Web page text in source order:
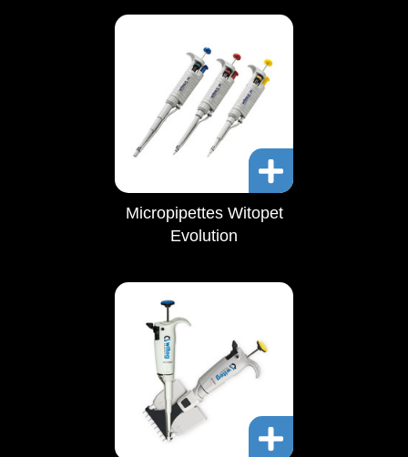
Micropipettes Witopet
Evolution